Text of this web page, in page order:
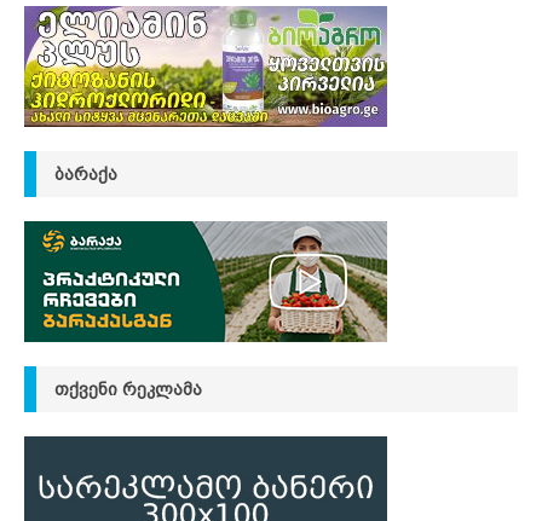
ᲑᲐᲠᲐᲥᲐ
ᲗᲥᲕᲔᲜᲘ ᲠᲔᲙᲚᲐᲛᲐ